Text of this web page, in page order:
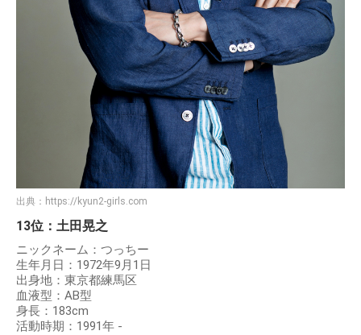
出典： https://kyun2-girls.com
13位：土田晃之
ニックネーム：つっちー
生年月日：1972年9月1日
出身地：東京都練馬区
血液型：AB型
身長：183cm
活動時期：1991年 -